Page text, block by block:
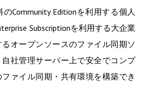
のCommunity Editionを利用する個人
Subscriptionを利用する大企業
オープンソースのファイル同期ソ
社管理サーバー上で安全でコンプ
ァイル同期・共有環境を構築でき